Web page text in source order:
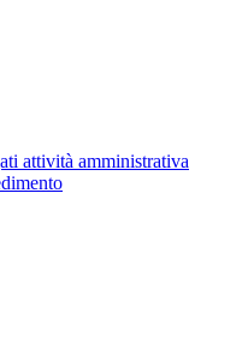
attività amministrativa